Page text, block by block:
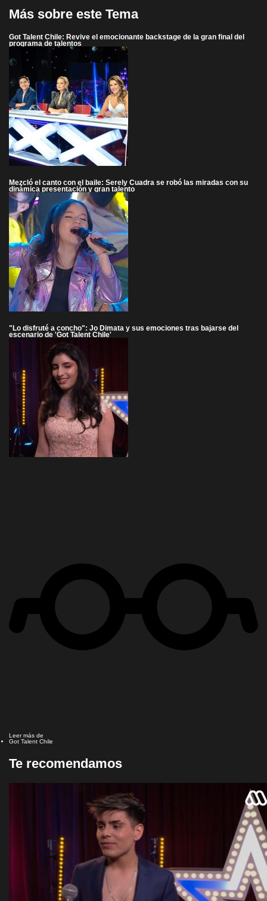
Más sobre este Tema
Got Talent Chile: Revive el emocionante backstage de la gran final del
programa de talentos
Mezcló el canto con el baile: Serely Cuadra se robó las miradas con su
dinámica presentación y gran talento
"Lo disfruté a concho": Jo Dimata y sus emociones tras bajarse del
escenario de 'Got Talent Chile'
Leer más de
Got Talent Chile
Te recomendamos